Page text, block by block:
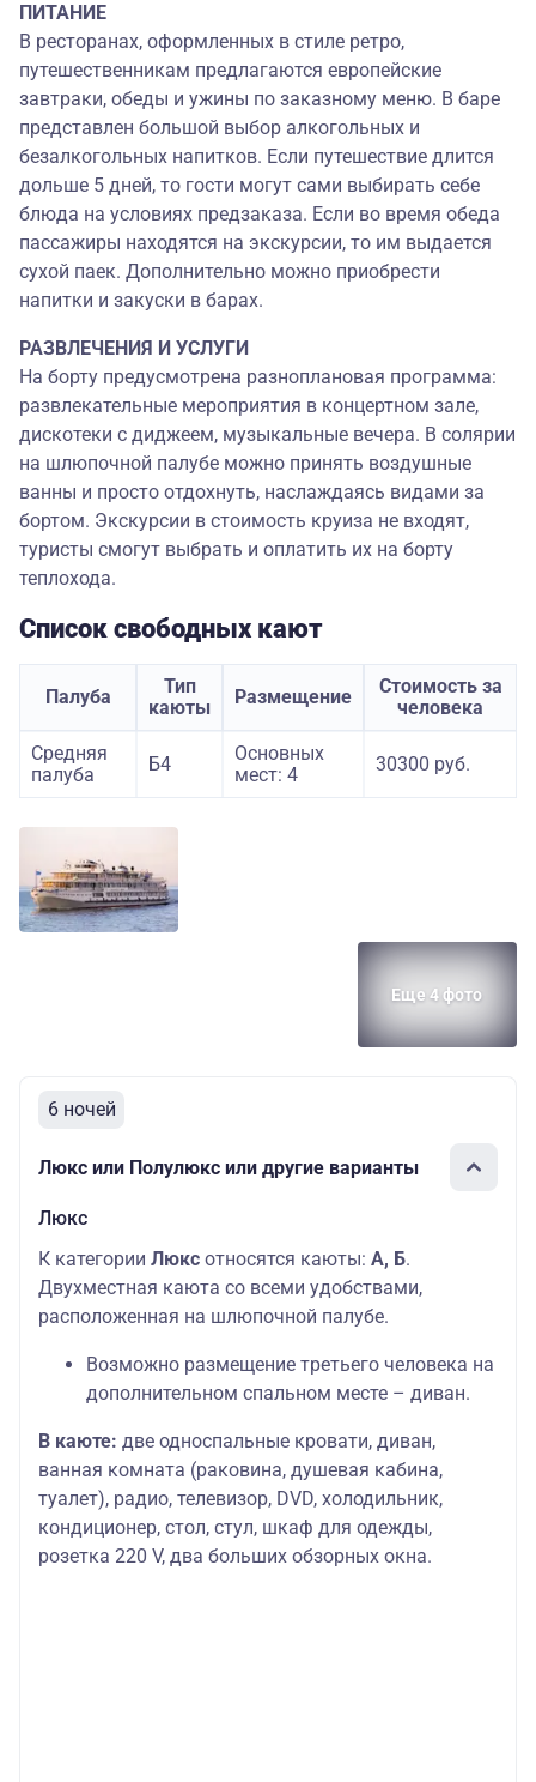
ПИТАНИЕ
В ресторанах, оформленных в стиле ретро,
путешественникам предлагаются европейские
завтраки, обеды и ужины по заказному меню. В баре
представлен большой выбор алкогольных и
безалкогольных напитков. Если путешествие длится
дольше 5 дней, то гости могут сами выбирать себе
блюда на условиях предзаказа. Если во время обеда
пассажиры находятся на экскурсии, то им выдается
сухой паек. Дополнительно можно приобрести
напитки и закуски в барах.
РАЗВЛЕЧЕНИЯ И УСЛУГИ
На борту предусмотрена разноплановая программа:
развлекательные мероприятия в концертном зале,
дискотеки с диджеем, музыкальные вечера. В солярии
на шлюпочной палубе можно принять воздушные
ванны и просто отдохнуть, наслаждаясь видами за
бортом. Экскурсии в стоимость круиза не входят,
туристы смогут выбрать и оплатить их на борту
теплохода.
Список свободных кают
Палуба
Тип
каюты
Размещение
Стоимость за
человека
Средняя
палуба
Б4
Основных
мест: 4
30300 руб.
Еще 4 фото
6 ночей
Люкс или Полулюкс или другие варианты
Люкс
К категории Люкс относятся каюты: А, Б.
Двухместная каюта со всеми удобствами,
расположенная на шлюпочной палубе.
Возможно размещение третьего человека на
дополнительном спальном месте – диван.
В каюте: две односпальные кровати, диван,
ванная комната (раковина, душевая кабина,
туалет), радио, телевизор, DVD, холодильник,
кондиционер, стол, стул, шкаф для одежды,
розетка 220 V, два больших обзорных окна.